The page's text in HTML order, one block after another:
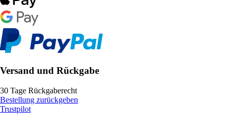
Versand und Rückgabe
30 Tage Rückgaberecht
Bestellung zurückgeben
Trustpilot